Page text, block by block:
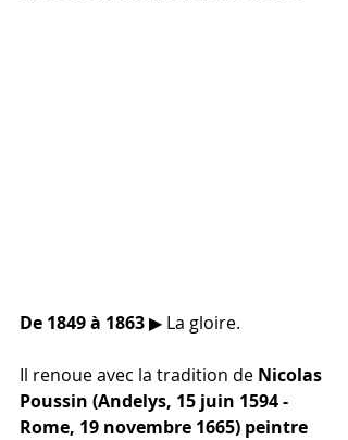
De 1849 à 1863 ▶︎ La gloire.
Il renoue avec la tradition de Nicolas
Poussin (Andelys, 15 juin 1594 -
Rome, 19 novembre 1665) peintre